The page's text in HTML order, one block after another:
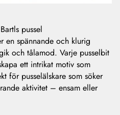
pussel
en spännande och klurig
och tålamod. Varje pusselbit
ett intrikat motiv som
för pusselälskare som söker
aktivitet – ensam eller